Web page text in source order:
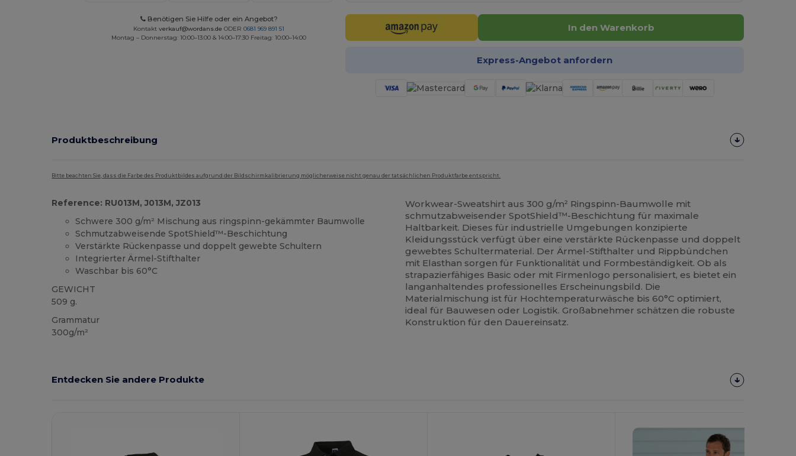
Benötigen Sie Hilfe oder ein Angebot?
Kontaktverkauf@wordans.de ODER0681 969 891 51
Montag – Donnerstag: 10:00–13:00 & 14:00–17:30 Freitag: 10:00–14:00
In den Warenkorb
Express-Angebot anfordern
Produktbeschreibung
Bitte beachten Sie, dass die Farbe des Produktbildes aufgrund der Bildschirmkalibrierung möglicherweise nicht genau der tatsächlichen Produktfarbe entspricht.
Reference: RU013M, J013M, JZ013
Schwere 300 g/m² Mischung aus ringspinn-gekämmter Baumwolle
Schmutzabweisende SpotShield™-Beschichtung
Verstärkte Rückenpasse und doppelt gewebte Schultern
Integrierter Ärmel-Stifthalter
Waschbar bis 60°C
GEWICHT
509 g.
Grammatur
300g/m²
Workwear-Sweatshirt aus 300 g/m² Ringspinn-Baumwolle mit
schmutzabweisender SpotShield™-Beschichtung für maximale
Haltbarkeit. Dieses für industrielle Umgebungen konzipierte
Kleidungsstück verfügt über eine verstärkte Rückenpasse und doppelt
gewebtes Schultermaterial. Der Ärmel-Stifthalter und Rippbündchen
mit Elasthan sorgen für Funktionalität und Formbeständigkeit. Ob als
strapazierfähiges Basic oder mit Firmenlogo personalisiert, es bietet ein
langanhaltendes professionelles Erscheinungsbild. Die
Materialmischung ist für Hochtemperaturwäsche bis 60°C optimiert,
ideal für Bauwesen oder Logistik. Großabnehmer schätzen die robuste
Konstruktion für den Dauereinsatz.
Entdecken Sie andere Produkte